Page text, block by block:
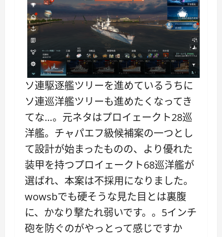
ソ連駆逐艦ツリーを進めているうちに
ソ連巡洋艦ツリーも進めたくなってき
てな…。元ネタはプロイェークト28巡
洋艦。チャパエフ級候補案の一つとし
て設計が始まったものの、より優れた
装甲を持つプロイェークト68巡洋艦が
選ばれ、本案は不採用になりました。
wowsbでも硬そうな見た目とは裏腹
に、かなり撃たれ弱いです。。5インチ
砲を防ぐのがやっとって感じですか